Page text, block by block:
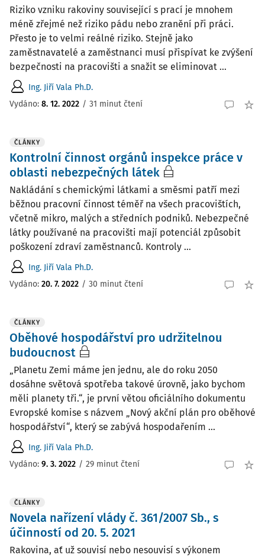
Riziko vzniku rakoviny související s prací je mnohem
méně zřejmé než riziko pádu nebo zranění při práci.
Přesto je to velmi reálné riziko. Stejně jako
zaměstnavatelé a zaměstnanci musí přispívat ke zvýšení
bezpečnosti na pracovišti a snažit se eliminovat ...
Ing. Jiří Vala Ph.D.
Vydáno: 8. 12. 2022 / 31 minut čtení
ČLÁNKY
Kontrolní činnost orgánů inspekce práce v
oblasti nebezpečných látek
Nakládání s chemickými látkami a směsmi patří mezi
běžnou pracovní činnost téměř na všech pracovištích,
včetně mikro, malých a středních podniků. Nebezpečné
látky používané na pracovišti mají potenciál způsobit
poškození zdraví zaměstnanců. Kontroly ...
Ing. Jiří Vala Ph.D.
Vydáno: 20. 7. 2022 / 30 minut čtení
ČLÁNKY
Oběhové hospodářství pro udržitelnou
budoucnost
„Planetu Zemi máme jen jednu, ale do roku 2050
dosáhne světová spotřeba takové úrovně, jako bychom
měli planety tři.“, je první větou oficiálního dokumentu
Evropské komise s názvem „Nový akční plán pro oběhové
hospodářství“, který se zabývá hospodařením ...
Ing. Jiří Vala Ph.D.
Vydáno: 9. 3. 2022 / 29 minut čtení
ČLÁNKY
Novela nařízení vlády č. 361/2007 Sb., s
účinností od 20. 5. 2021
Rakovina, ať už souvisí nebo nesouvisí s výkonem